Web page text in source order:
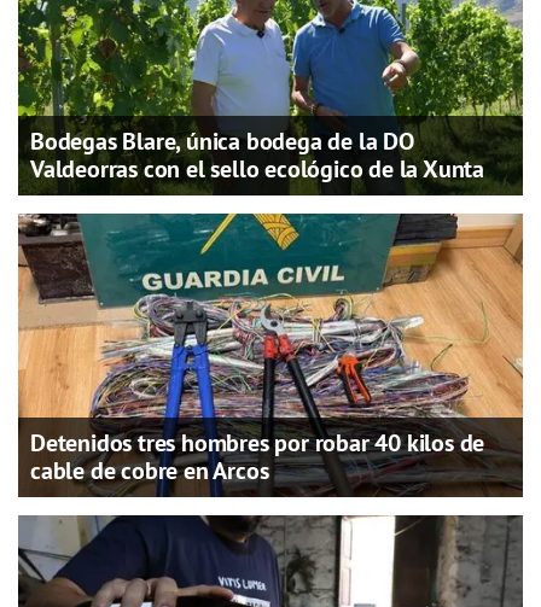
Bodegas Blare, única bodega de la DO
Valdeorras con el sello ecológico de la Xunta
Detenidos tres hombres por robar 40 kilos de
cable de cobre en Arcos